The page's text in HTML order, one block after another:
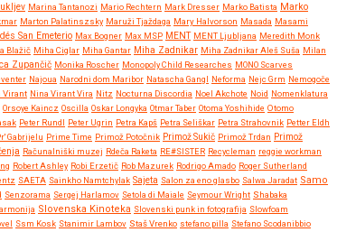
Marina Tantanozi Mario Rechtern Mark Dresser Marko Batista Marko
Marton Palatinszsky Maruži Tjaždaga Mary Halvorson Masada Masami
San Emeterio Max Bogner Max MSP MENT MENT Ljubljana Meredith Monk
Blažič Miha Ciglar Miha Gantar Miha Zadnikar Miha Zadnikar Aleš Suša Milan
Zupančič Monika Roscher Monopoly Child Researches MONO Scarves
Najoua Narodni dom Maribor Natascha Gangl Neforma Nejc Grm Nemogoče
Virant Nina Virant Vira Nitz Nocturna Discordia Noel Akchote Noid Nomenklatura
Orsoye Kaincz Oscilla Oskar Longyka Otmar Taber Otoma Yoshihide Otomo
Peter Rundl Peter Ugrin Petra Kapš Petra Seliškar Petra Strahovnik Petter Eldh
Gabrijelu Prime Time Primož Potočnik Primož Sukič Primož Trdan Primož
Računalniški muzej Rdeča Raketa RE#SISTER Recycleman reggie workman
Robert Ashley Robi Erzetič Rob Mazurek Rodrigo Amado Roger Sutherland
SAETA Sainkho Namtchylak Sajeta Salon za eno glasbo Salwa Jaradat Samo
Senzorama Sergej Harlamov Setola di Maiale Seymour Wright Shabaka
Slovenska Kinoteka Slovenski punk in fotografija Slowfoam
Ssm Kosk Stanimir Lambov Staš Vrenko stefano pilla Stefano Scodanibbio